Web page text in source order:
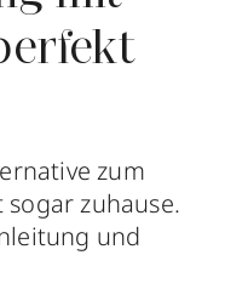
zum
zuhause.
und